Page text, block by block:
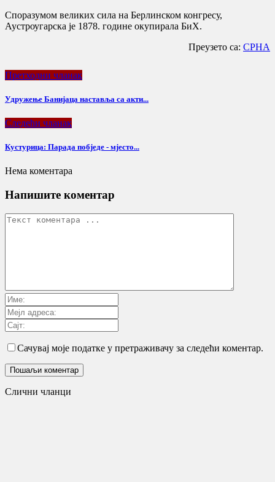
Споразумом великих сила на Берлинском конгресу,
Аустроугарска је 1878. године окупирала БиХ.
Преузето са: СРНА
Претходни чланак
Удружење Банијаца наставља са акти...
Следећи чланак
Кустурица: Парада побједе - мјесто...
Нема коментара
Напишите коментар
Сачувај моје податке у претраживачу за следећи коментар.
Слични чланци